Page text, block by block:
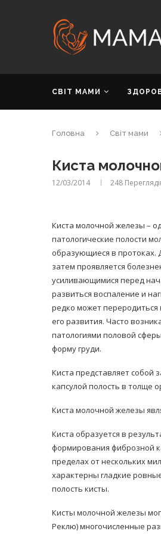
СВІТ МАМИ
Головна Світ мами
Киста
12/03/2014 248
Киста молочной железы –
патологические полости
образующиеся в протоках.
затем проявляется
усиливающимися перед
развиться воспаление и
редко может
его развития. Часто
патологиями половой
форму груди.
Киста представляет
капсулой полость в толще
Киста молочной железы
Киста образуется в
формирования фиброзной
пределах от нескольких
характерны гладкие
полость кисты.
Кисты молочной железы
Реклю) многочисленные
принимать
никакого кипятка
30/Січ/2021